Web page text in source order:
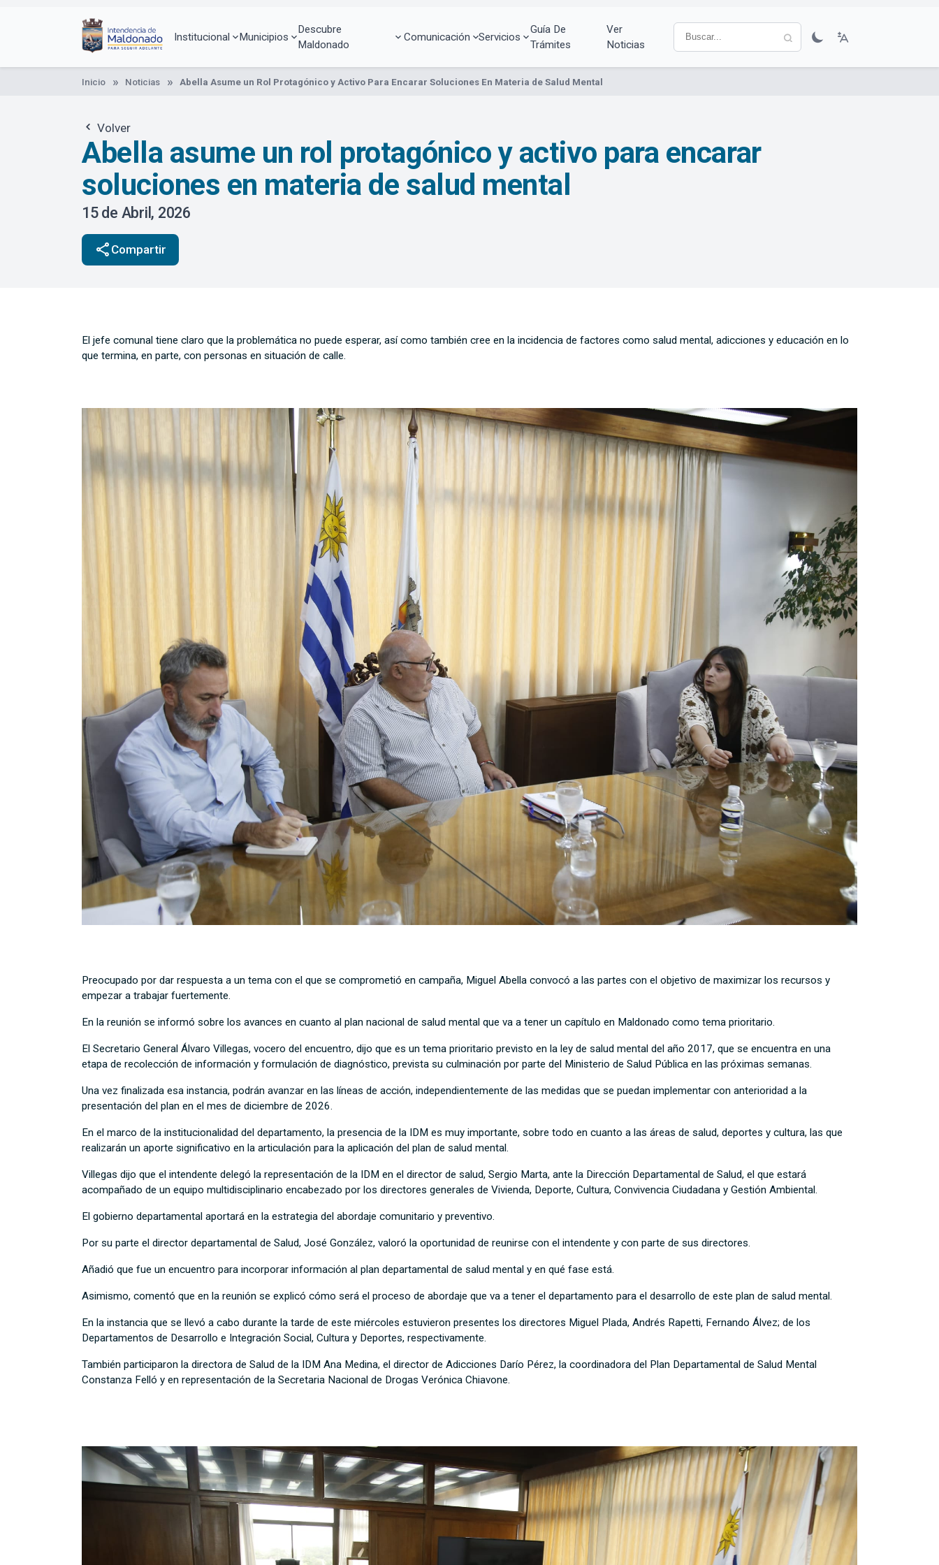
Institucional Municipios
Descubre
Maldonado
Comunicación Servicios
Guía De
Trámites
Ver
Noticias
Inicio Noticias Abella Asume un Rol Protagónico y Activo Para Encarar Soluciones En Materia de Salud Mental
Volver
Abella asume un rol protagónico y activo para encarar
soluciones en materia de salud mental
15 de Abril, 2026
share Compartir
El jefe comunal tiene claro que la problemática no puede esperar, así como también cree en la incidencia de factores como salud mental, adicciones y educación en lo
que termina, en parte, con personas en situación de calle.
Preocupado por dar respuesta a un tema con el que se comprometió en campaña, Miguel Abella convocó a las partes con el objetivo de maximizar los recursos y
empezar a trabajar fuertemente.
En la reunión se informó sobre los avances en cuanto al plan nacional de salud mental que va a tener un capítulo en Maldonado como tema prioritario.
El Secretario General Álvaro Villegas, vocero del encuentro, dijo que es un tema prioritario previsto en la ley de salud mental del año 2017, que se encuentra en una
etapa de recolección de información y formulación de diagnóstico, prevista su culminación por parte del Ministerio de Salud Pública en las próximas semanas.
Una vez finalizada esa instancia, podrán avanzar en las líneas de acción, independientemente de las medidas que se puedan implementar con anterioridad a la
presentación del plan en el mes de diciembre de 2026.
En el marco de la institucionalidad del departamento, la presencia de la IDM es muy importante, sobre todo en cuanto a las áreas de salud, deportes y cultura, las que
realizarán un aporte significativo en la articulación para la aplicación del plan de salud mental.
Villegas dijo que el intendente delegó la representación de la IDM en el director de salud, Sergio Marta, ante la Dirección Departamental de Salud, el que estará
acompañado de un equipo multidisciplinario encabezado por los directores generales de Vivienda, Deporte, Cultura, Convivencia Ciudadana y Gestión Ambiental.
El gobierno departamental aportará en la estrategia del abordaje comunitario y preventivo.
Por su parte el director departamental de Salud, José González, valoró la oportunidad de reunirse con el intendente y con parte de sus directores.
Añadió que fue un encuentro para incorporar información al plan departamental de salud mental y en qué fase está.
Asimismo, comentó que en la reunión se explicó cómo será el proceso de abordaje que va a tener el departamento para el desarrollo de este plan de salud mental.
En la instancia que se llevó a cabo durante la tarde de este miércoles estuvieron presentes los directores Miguel Plada, Andrés Rapetti, Fernando Álvez; de los
Departamentos de Desarrollo e Integración Social, Cultura y Deportes, respectivamente.
También participaron la directora de Salud de la IDM Ana Medina, el director de Adicciones Darío Pérez, la coordinadora del Plan Departamental de Salud Mental
Constanza Felló y en representación de la Secretaria Nacional de Drogas Verónica Chiavone.